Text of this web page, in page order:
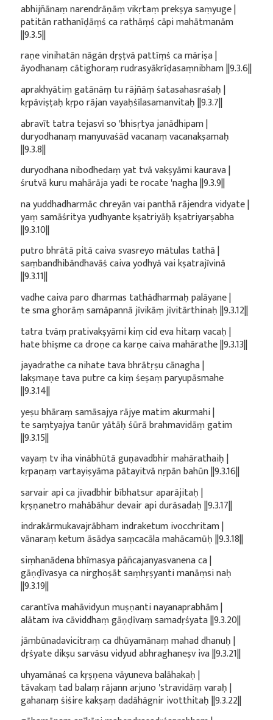
abhijñānaṃ narendrāṇāṃ vikṛtaṃ prekṣya saṃyuge |
patitān rathanīḍāṃś ca rathāṃś cāpi mahātmanām
||9.3.5||
raṇe vinihatān nāgān dṛṣṭvā pattīṃś ca māriṣa |
āyodhanaṃ cātighoraṃ rudrasyākrīḍasaṃnibham ||9.3.6||
aprakhyātiṃ gatānāṃ tu rājñāṃ śatasahasraśaḥ |
kṛpāviṣṭaḥ kṛpo rājan vayaḥśīlasamanvitaḥ ||9.3.7||
abravīt tatra tejasvī so 'bhisṛtya janādhipam |
duryodhanaṃ manyuvaśād vacanaṃ vacanakṣamaḥ
||9.3.8||
duryodhana nibodhedaṃ yat tvā vakṣyāmi kaurava |
śrutvā kuru mahārāja yadi te rocate 'nagha ||9.3.9||
na yuddhadharmāc chreyān vai panthā rājendra vidyate |
yaṃ samāśritya yudhyante kṣatriyāḥ kṣatriyarṣabha
||9.3.10||
putro bhrātā pitā caiva svasreyo mātulas tathā |
saṃbandhibāndhavāś caiva yodhyā vai kṣatrajīvinā
||9.3.11||
vadhe caiva paro dharmas tathādharmaḥ palāyane |
te sma ghorāṃ samāpannā jīvikāṃ jīvitārthinaḥ ||9.3.12||
tatra tvāṃ prativakṣyāmi kiṃ cid eva hitaṃ vacaḥ |
hate bhīṣme ca droṇe ca karṇe caiva mahārathe ||9.3.13||
jayadrathe ca nihate tava bhrātṛṣu cānagha |
lakṣmaṇe tava putre ca kiṃ śeṣaṃ paryupāsmahe
||9.3.14||
yeṣu bhāraṃ samāsajya rājye matim akurmahi |
te saṃtyajya tanūr yātāḥ śūrā brahmavidāṃ gatim
||9.3.15||
vayaṃ tv iha vinābhūtā guṇavadbhir mahārathaiḥ |
kṛpaṇaṃ vartayiṣyāma pātayitvā nṛpān bahūn ||9.3.16||
sarvair api ca jīvadbhir bībhatsur aparājitaḥ |
kṛṣṇanetro mahābāhur devair api durāsadaḥ ||9.3.17||
indrakārmukavajrābham indraketum ivocchritam |
vānaraṃ ketum āsādya saṃcacāla mahācamūḥ ||9.3.18||
siṃhanādena bhīmasya pāñcajanyasvanena ca |
gāṇḍīvasya ca nirghoṣāt saṃhṛṣyanti manāṃsi naḥ
||9.3.19||
carantīva mahāvidyun muṣṇanti nayanaprabhām |
alātam iva cāviddhaṃ gāṇḍīvaṃ samadṛśyata ||9.3.20||
jāmbūnadavicitraṃ ca dhūyamānaṃ mahad dhanuḥ |
dṛśyate dikṣu sarvāsu vidyud abhraghaneṣv iva ||9.3.21||
uhyamānaś ca kṛṣṇena vāyuneva balāhakaḥ |
tāvakaṃ tad balaṃ rājann arjuno 'stravidāṃ varaḥ |
gahanaṃ śiśire kakṣaṃ dadāhāgnir ivotthitaḥ ||9.3.22||